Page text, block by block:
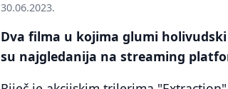
30.06.2023.
Dva filma u kojima glumi
su najgledanija na streaming